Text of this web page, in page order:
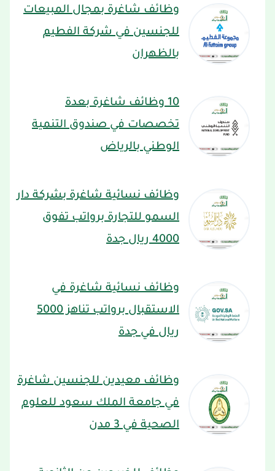
وظائف شاغرة بمجال المبيعات
للجنسين في شركة الفطيم
بالظهران
10 وظائف شاغرة بعدة
تخصصات في صندوق التنمية
الوطني بالرياض
وظائف نسائية شاغرة بشركة دار
السمو للتجارة برواتب تفوق
4000 ريال جدة
وظائف نسائية شاغرة في
الاستقبال برواتب تناهز 5000
ريال في جدة
وظائف معيدين للجنسين شاغرة
في جامعة الملك سعود للعلوم
الصحية في 3 مدن